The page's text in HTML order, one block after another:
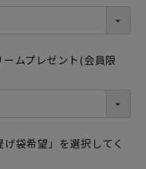
ムプレゼント(会員限
袋希望」を選択してく